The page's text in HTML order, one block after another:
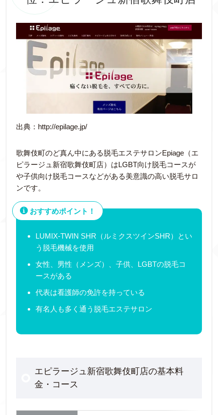
出典：http://epilage.jp/
歌舞伎町のど真ん中にある脱毛エステサロンEpiage（エ
ピラージュ新宿歌舞伎町店）はLGBT向け脱毛コースが
や子供向け脱毛コースなどがある美意識の高い脱毛サロ
ンです。
おすすめポイント！
LUMIX-TWIN SHR（ルミクスツインSHR）とい
う脱毛機械を使用
女性、男性（メンズ）、子供、LGBTの脱毛コ
ースがある
代表は看護師の免許を持っている
有名人も多く通う脱毛エステサロン
エピラージュ新宿歌舞伎町店の基本料
金・コース